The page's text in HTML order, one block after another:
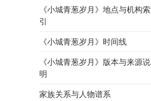
《小城青葱岁月》地点与机构索
引
《小城青葱岁月》时间线
《小城青葱岁月》版本与来源说
明
家族关系与人物谱系